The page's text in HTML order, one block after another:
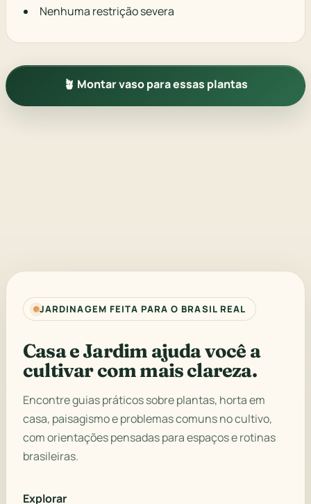
Nenhuma restrição severa
🪴 Montar vaso para essas plantas
JARDINAGEM FEITA PARA O BRASIL REAL
Casa e Jardim ajuda você a
cultivar com mais clareza.
Encontre guias práticos sobre plantas, horta em
casa, paisagismo e problemas comuns no cultivo,
com orientações pensadas para espaços e rotinas
brasileiras.
Explorar